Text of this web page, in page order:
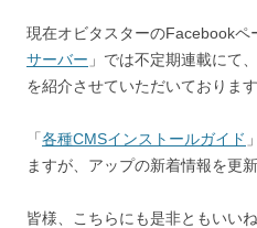
現在オビタスターのFacebookペ
サーバー 」では不定期連載にて
を紹介させていただいております
「各種CMSインストールガイド
ますが、アップの新着情報を更
皆様、こちらにも是非ともいい